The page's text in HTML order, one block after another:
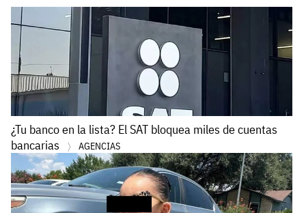
¿Tu banco en la lista? El SAT bloquea miles de cuentas
bancarias
AGENCIAS